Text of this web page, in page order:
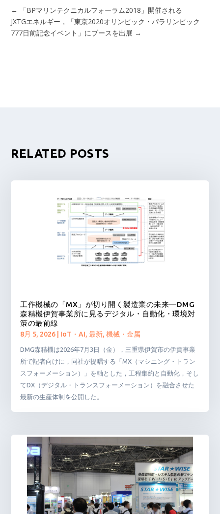
←
「BPマリンテクニカルフォーラム2018」開催される
JXTGエネルギー，「東京2020オリンピック・パラリンピック
777日前記念イベント」にブースを出展 →
RELATED POSTS
工作機械の「MX」が切り開く製造業の未来―DMG
森精機伊賀事業所に見るデジタル・自動化・環境対
策の最前線
8月 5, 2026 IoT・AI,最新,機械・金属
DMG森精機は2026年7月3日（金），三重県伊賀市の伊賀事業
所で記者向けに，同社が提唱する「MX（マシニング・トラン
スフォーメーション）」を軸とした，工程集約と自動化，そし
てDX（デジタル・トランスフォーメーション）を融合させた
最新の生産体制を公開した。